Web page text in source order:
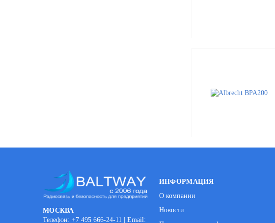
МОСКВА
Телефон: +7 495 666-24-11 | Email:
ИНФОРМАЦИЯ
О компании
Новости